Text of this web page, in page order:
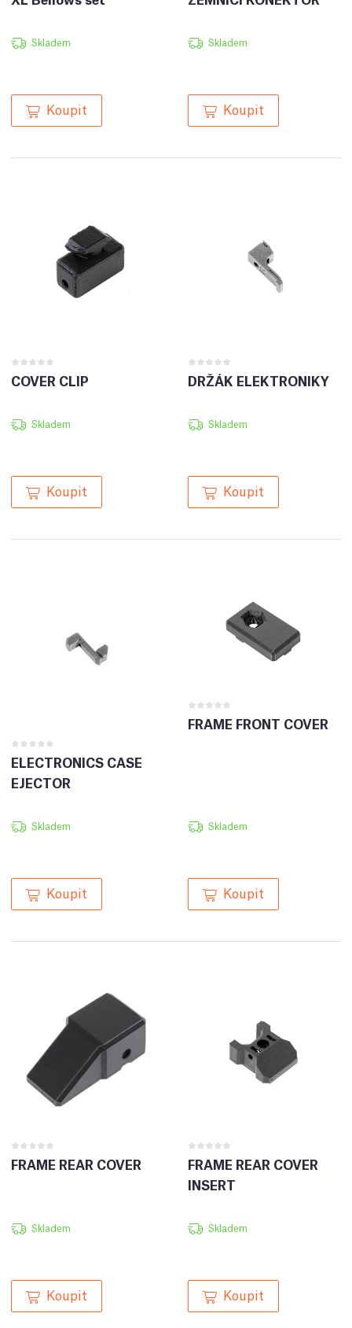
Skladem
Koupit
Skladem
Koupit
COVER CLIP
Skladem
Koupit
DRŽÁK ELEKTRONIKY
Skladem
Koupit
ELECTRONICS CASE
EJECTOR
Skladem
Koupit
FRAME FRONT COVER
Skladem
Koupit
FRAME REAR COVER
Skladem
Koupit
FRAME REAR COVER
INSERT
Skladem
Koupit